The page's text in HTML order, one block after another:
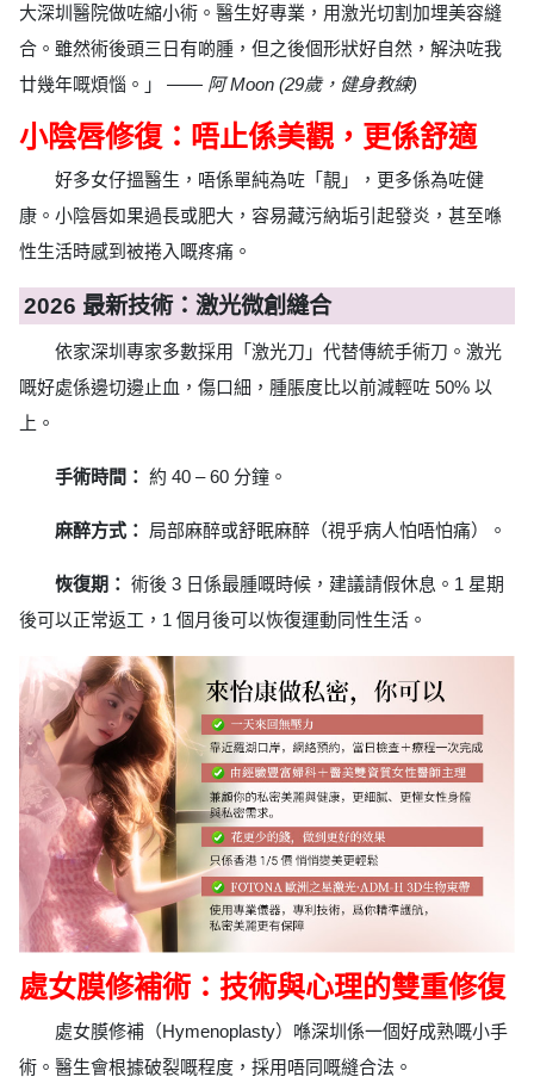
大深圳醫院做咗縮小術。醫生好專業，用激光切割加埋美容縫
合。雖然術後頭三日有啲腫，但之後個形狀好自然，解決咗我
廿幾年嘅煩惱。」 —— 阿 Moon (29歲，健身教練)
小陰唇修復：唔止係美觀，更係舒適
好多女仔搵醫生，唔係單純為咗「靚」，更多係為咗健
康。小陰唇如果過長或肥大，容易藏污納垢引起發炎，甚至喺
性生活時感到被捲入嘅疼痛。
2026 最新技術：激光微創縫合
依家深圳專家多數採用「激光刀」代替傳統手術刀。激光
嘅好處係邊切邊止血，傷口細，腫脹度比以前減輕咗 50% 以
上。
手術時間： 約 40 – 60 分鐘。
麻醉方式： 局部麻醉或舒眠麻醉（視乎病人怕唔怕痛）。
恢復期： 術後 3 日係最腫嘅時候，建議請假休息。1 星期
後可以正常返工，1 個月後可以恢復運動同性生活。
處女膜修補術：技術與心理的雙重修復
處女膜修補（Hymenoplasty）喺深圳係一個好成熟嘅小手
術。醫生會根據破裂嘅程度，採用唔同嘅縫合法。